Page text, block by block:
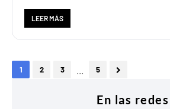
LEER MÁS
1 2 3 5
En las redes